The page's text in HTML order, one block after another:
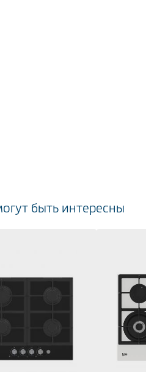
быть интересны